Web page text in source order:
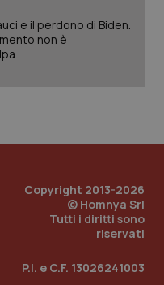
e il perdono di Biden.
non è
Copyright 2013-2026
© Homnya Srl
Tutti i diritti sono
riservati
P.I. e C.F. 13026241003